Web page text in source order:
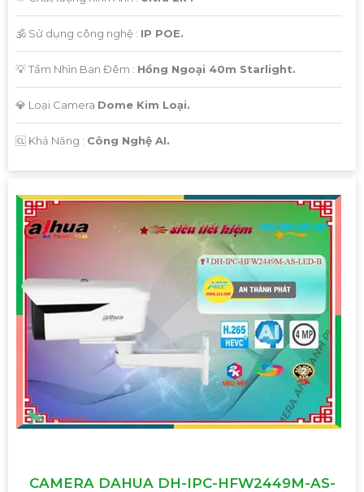
🕉️ Sử dụng công nghệ : IP POE.
💡 Tầm Nhìn Ban Đêm : Hồng Ngoại 40m Starlight.
💎 Loại Camera Dome Kim Loại.
️🆑 Khả Năng : Công Nghệ AI.
CAMERA DAHUA DH-IPC-HFW2449M-AS-